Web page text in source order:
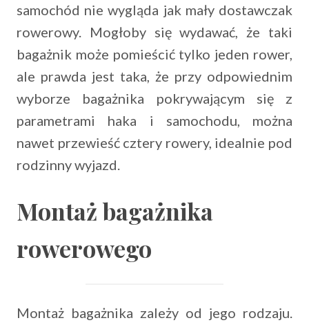
samochód nie wygląda jak mały dostawczak
rowerowy. Mogłoby się wydawać, że taki
bagażnik może pomieścić tylko jeden rower,
ale prawda jest taka, że przy odpowiednim
wyborze bagażnika pokrywającym się z
parametrami haka i samochodu, można
nawet przewieść cztery rowery, idealnie pod
rodzinny wyjazd.
Montaż bagażnika
rowerowego
Montaż bagażnika zależy od jego rodzaju.